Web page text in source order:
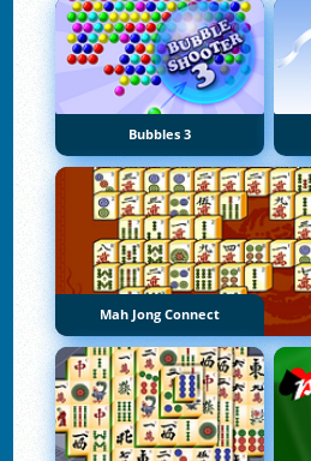
Bubbles 3
Mah Jong Connect